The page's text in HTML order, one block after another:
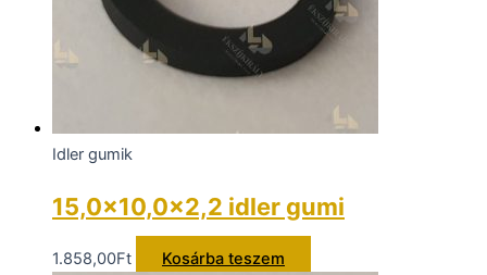
Idler gumik
15,0×10,0x2,2 idler gumi
1.858,00Ft Kosárba teszem